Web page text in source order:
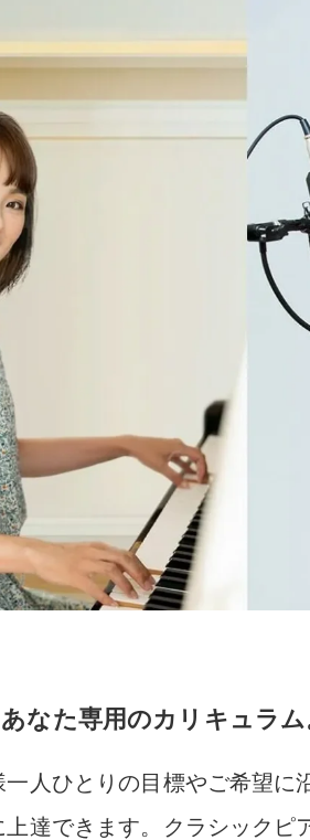
なた専用のカリキュラム
人ひとりの目標やご希望
達できます。クラシックピ